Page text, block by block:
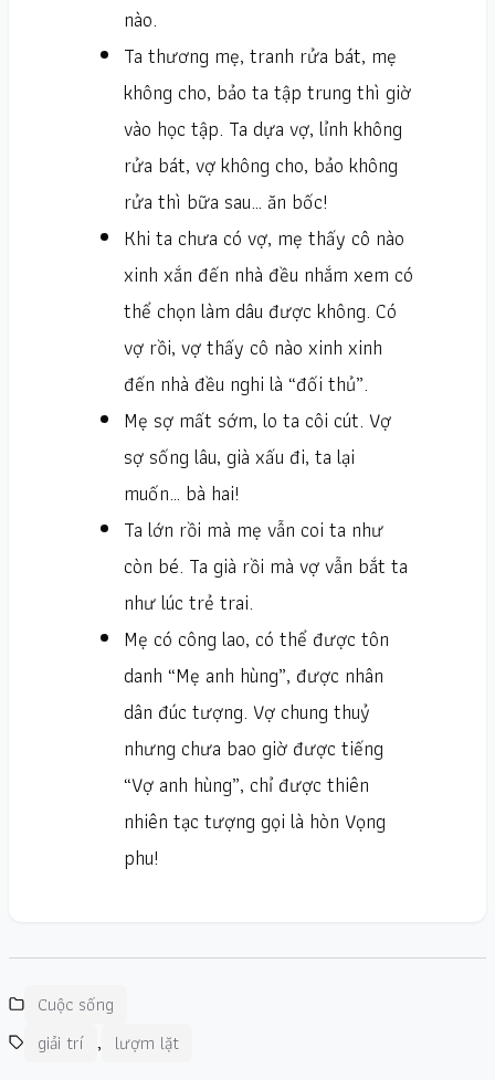
nào.
Ta thương mẹ, tranh rửa bát, mẹ
không cho, bảo ta tập trung thì giờ
vào học tập. Ta dựa vợ, lỉnh không
rửa bát, vợ không cho, bảo không
rửa thì bữa sau… ăn bốc!
Khi ta chưa có vợ, mẹ thấy cô nào
xinh xắn đến nhà đều nhắm xem có
thể chọn làm dâu được không. Có
vợ rồi, vợ thấy cô nào xinh xinh
đến nhà đều nghi là “đối thủ”.
Mẹ sợ mất sớm, lo ta côi cút. Vợ
sợ sống lâu, già xấu đi, ta lại
muốn… bà hai!
Ta lớn rồi mà mẹ vẫn coi ta như
còn bé. Ta già rồi mà vợ vẫn bắt ta
như lúc trẻ trai.
Mẹ có công lao, có thể được tôn
danh “Mẹ anh hùng”, được nhân
dân đúc tượng. Vợ chung thuỷ
nhưng chưa bao giờ được tiếng
“Vợ anh hùng”, chỉ được thiên
nhiên tạc tượng gọi là hòn Vọng
phu!
Cuộc sống
giải trí , lượm lặt